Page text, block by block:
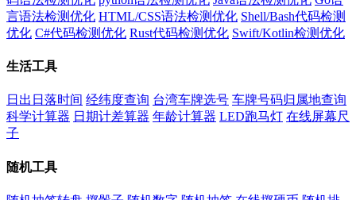
言语法检测优化 HTML/CSS语法检测优化 Shell/Bash代码检测
优化 C#代码检测优化 Rust代码检测优化 Swift/Kotlin检测优化
生活工具
日出日落时间 经纬度查询 台湾车牌选号 车牌号码归属地查询
科学计算器 日期计差算器 年龄计算器 LED跑马灯 在线屏幕尺
子
随机工具